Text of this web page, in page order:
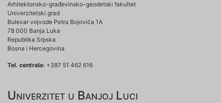
Arhitektonsko-građevinsko-geodetski fakultet
Univerzitetski grad
Bulevar vojvode Petra Bojovića 1A
78 000 Banja Luka
Republika Srpska
Bosna i Hercegovina
Tel. centrala: +387 51 462 616
Univerzitet u Banjoj Luci